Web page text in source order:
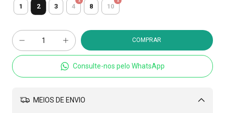
1 2 3 4 8 10
Consulte-nos pelo WhatsApp
MEIOS DE ENVIO